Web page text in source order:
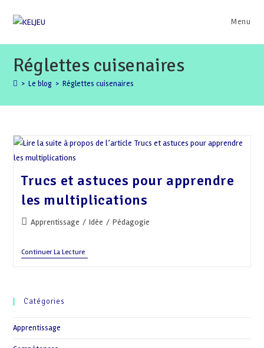
Menu
Réglettes cuisenaires
> Le blog > Réglettes cuisenaires
Trucs et astuces pour apprendre
les multiplications
PostApprentissage / Idée / Pédagogie
Continuer La LectureTrucs
Et
Catégories
Apprentissage